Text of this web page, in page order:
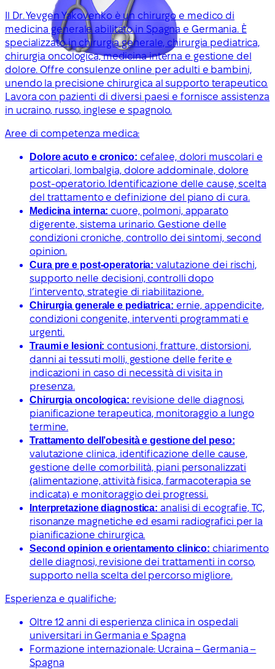
Il Dr. Yevgen Yakovenko è un chirurgo e medico di
medicina generale abilitato in Spagna e Germania. È
specializzato in chirurgia generale, chirurgia pediatrica,
chirurgia oncologica, medicina interna e gestione del
dolore. Offre consulenze online per adulti e bambini,
unendo la precisione chirurgica al supporto terapeutico.
Lavora con pazienti di diversi paesi e fornisce assistenza
in ucraino, russo, inglese e spagnolo.
Aree di competenza medica:
Dolore acuto e cronico: cefalee, dolori muscolari e
articolari, lombalgia, dolore addominale, dolore
post-operatorio. Identificazione delle cause, scelta
del trattamento e definizione del piano di cura.
Medicina interna: cuore, polmoni, apparato
digerente, sistema urinario. Gestione delle
condizioni croniche, controllo dei sintomi, second
opinion.
Cura pre e post-operatoria: valutazione dei rischi,
supporto nelle decisioni, controlli dopo
l’intervento, strategie di riabilitazione.
Chirurgia generale e pediatrica: ernie, appendicite,
condizioni congenite, interventi programmati e
urgenti.
Traumi e lesioni: contusioni, fratture, distorsioni,
danni ai tessuti molli, gestione delle ferite e
indicazioni in caso di necessità di visita in
presenza.
Chirurgia oncologica: revisione delle diagnosi,
pianificazione terapeutica, monitoraggio a lungo
termine.
Trattamento dell’obesità e gestione del peso:
valutazione clinica, identificazione delle cause,
gestione delle comorbilità, piani personalizzati
(alimentazione, attività fisica, farmacoterapia se
indicata) e monitoraggio dei progressi.
Interpretazione diagnostica: analisi di ecografie, TC,
risonanze magnetiche ed esami radiografici per la
pianificazione chirurgica.
Second opinion e orientamento clinico: chiarimento
delle diagnosi, revisione dei trattamenti in corso,
supporto nella scelta del percorso migliore.
Esperienza e qualifiche:
Oltre 12 anni di esperienza clinica in ospedali
universitari in Germania e Spagna
Formazione internazionale: Ucraina – Germania –
Spagna